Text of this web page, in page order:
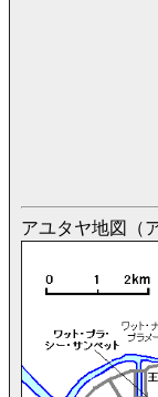
アユタヤ地図（